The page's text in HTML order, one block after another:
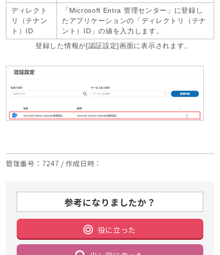
ディレクト
リ（テナン
ト）ID
「Microsoft Entra 管理センター」に登録し
たアプリケーションの「ディレクトリ（テナ
ント）ID」の値を入力します。
登録した情報が[認証設定]画面に表示されます。
管理番号 ：7247 / 作成日時 ：
参考になりましたか？
役に立った